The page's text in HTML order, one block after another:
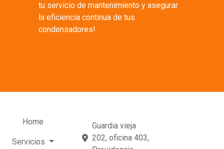
tu servicio de mantenimiento y asegurar
la eficiencia continua de tus
condensadores!
Home
Servicios
Guardia vieja
202, oficina 403,